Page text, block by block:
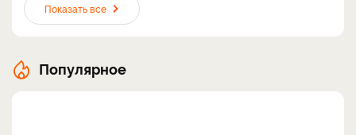
Показать все
Популярное